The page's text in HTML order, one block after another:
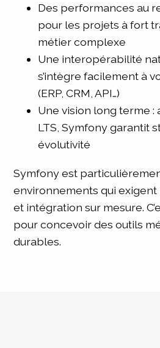
Des performances au
pour les projets à fort
métier complexe
Une interopérabilité
s’intègre facilement à
(ERP, CRM, API…)
Une vision long terme :
LTS, Symfony garantit
évolutivité
Symfony est
environnements qui exigent
et intégration sur mesure.
pour concevoir des outils
durables.